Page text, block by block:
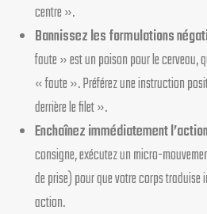
centre ».
Bannissez les formulations
faute » est un poison pour le cerveau,
« faute ». Préférez une instruction
derrière le filet ».
Enchaînez immédiatement
consigne, exécutez un micro-
de prise) pour que votre corps traduise
action.